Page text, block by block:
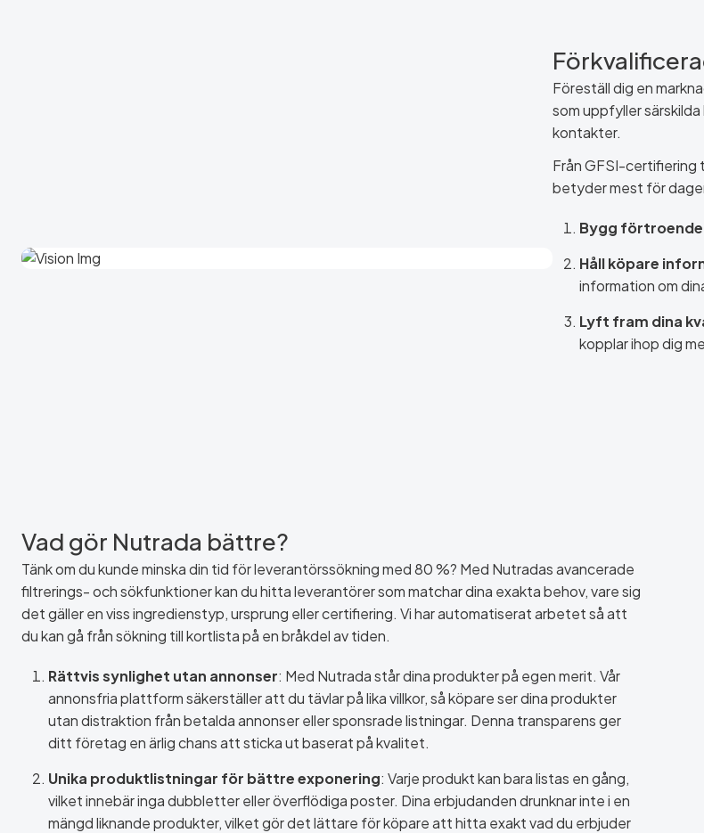
Föreställ dig en
som uppfyller
kontakter.
Från GFSI-certifiering
betyder mest för
Bygg förtroende
Håll köpare
information om
Lyft fram dina
kopplar ihop dig
Vad gör Nutrada bättre?
Tänk om du kunde minska din tid för leverantörssökning med 80 %? Med Nutradas avancerade
filtrerings- och sökfunktioner kan du hitta leverantörer som matchar dina exakta behov, vare sig
det gäller en viss ingredienstyp, ursprung eller certifiering. Vi har automatiserat arbetet så att
du kan gå från sökning till kortlista på en bråkdel av tiden.
Rättvis synlighet utan annonser: Med Nutrada står dina produkter på egen merit. Vår
annonsfria plattform säkerställer att du tävlar på lika villkor, så köpare ser dina produkter
utan distraktion från betalda annonser eller sponsrade listningar. Denna transparens ger
ditt företag en ärlig chans att sticka ut baserat på kvalitet.
Unika produktlistningar för bättre exponering: Varje produkt kan bara listas en gång,
vilket innebär inga dubbletter eller överflödiga poster. Dina erbjudanden drunknar inte i en
mängd liknande produkter, vilket gör det lättare för köpare att hitta exakt vad du erbjuder